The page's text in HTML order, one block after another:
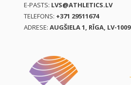
E-PASTS: LVS@ATHLETICS.LV
TELEFONS: +371 29511674
ADRESE: AUGŠIELA 1, RĪGA, LV-1009